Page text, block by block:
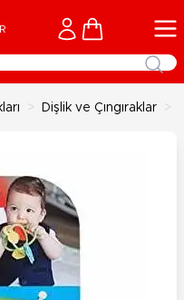
Cart
> Dişlik ve Çıngıraklar >